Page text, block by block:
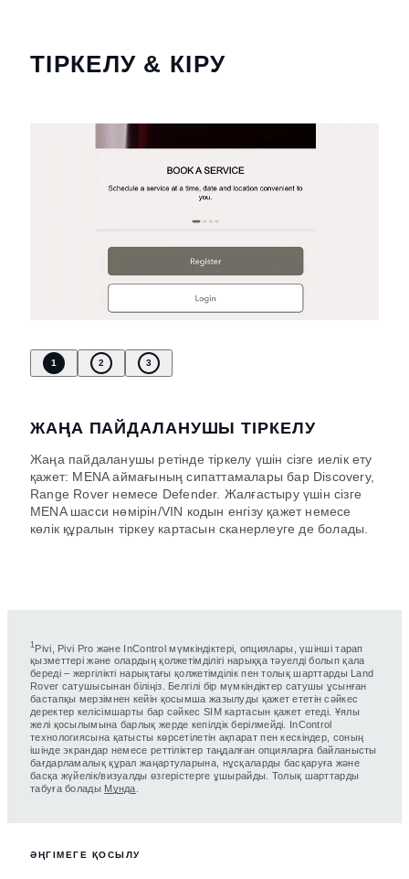
ТІРКЕЛУ & КІРУ
1 2 3
ЖАҢА ПАЙДАЛАНУШЫ ТІРКЕЛУ
Жаңа пайдаланушы ретінде тіркелу үшін сізге иелік ету
қажет: MENA аймағының сипаттамалары бар Discovery,
Range Rover немесе Defender. Жалғастыру үшін сізге
MENA шасси нөмірін/VIN кодын енгізу қажет немесе
көлік құралын тіркеу картасын сканерлеуге де болады.
1 Pivi, Pivi Pro және InControl мүмкіндіктері, опциялары, үшінші тарап
қызметтері және олардың қолжетімділігі нарыққа тәуелді болып қала
береді – жергілікті нарықтағы қолжетімділік пен толық шарттарды Land
Rover сатушысынан біліңіз. Белгілі бір мүмкіндіктер сатушы ұсынған
бастапқы мерзімнен кейін қосымша жазылуды қажет ететін сәйкес
деректер келісімшарты бар сәйкес SIM картасын қажет етеді. Ұялы
желі қосылымына барлық жерде кепілдік берілмейді. InControl
технологиясына қатысты көрсетілетін ақпарат пен кескіндер, соның
ішінде экрандар немесе реттіліктер таңдалған опцияларға байланысты
бағдарламалық құрал жаңартуларына, нұсқаларды басқаруға және
басқа жүйелік/визуалды өзгерістерге ұшырайды. Толық шарттарды
табуға болады Мұнда
ӘҢГІМЕГЕ ҚОСЫЛУ